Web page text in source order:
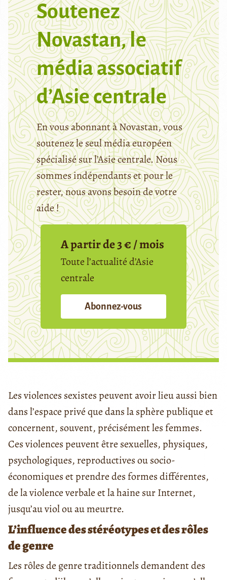
Soutenez
Novastan, le
média associatif
d’Asie centrale
En vous abonnant à Novastan, vous
soutenez le seul média européen
spécialisé sur l’Asie centrale. Nous
sommes indépendants et pour le
rester, nous avons besoin de votre
aide !
A partir de 3 € / mois
Toute l’actualité d’Asie
centrale
Abonnez-vous
Les violences sexistes peuvent avoir lieu aussi bien
dans l’espace privé que dans la sphère publique et
concernent, souvent, précisément les femmes.
Ces violences peuvent être sexuelles, physiques,
psychologiques, reproductives ou socio-
économiques et prendre des formes différentes,
de la violence verbale et la haine sur Internet,
jusqu’au viol ou au meurtre.
L’influence des stéréotypes et des rôles
de genre
Les rôles de genre traditionnels demandent des